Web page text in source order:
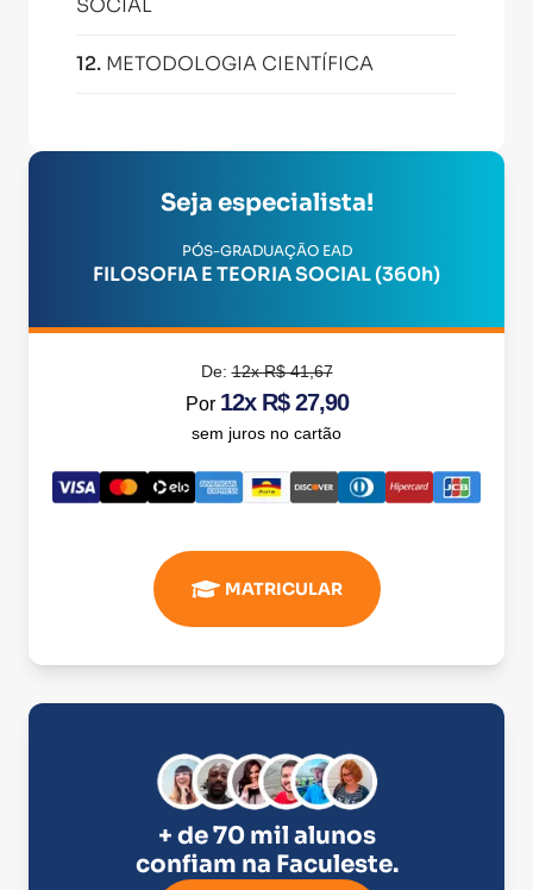
SOCIAL
12. METODOLOGIA CIENTÍFICA
Seja especialista!
PÓS-GRADUAÇÃO EAD
FILOSOFIA E TEORIA SOCIAL (360h)
De:12x R$ 41,67
Por 12x R$ 27,90
sem juros no cartão
MATRICULAR
+ de 70 mil alunos
confiam na Faculeste.